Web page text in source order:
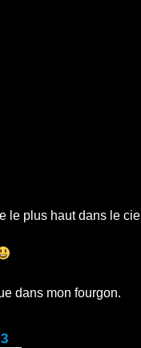
le plus haut dans le ciel
dans mon fourgon.